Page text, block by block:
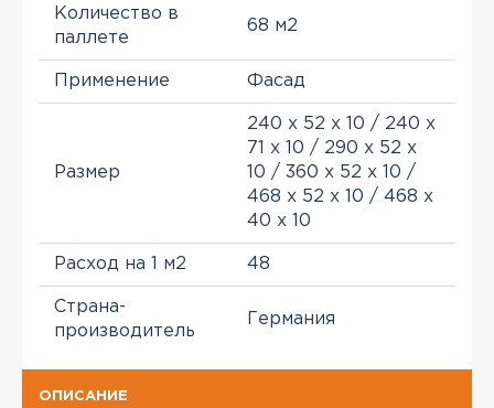
Количество в
паллете
68 м2
Применение Фасад
Размер
240 х 52 х 10 / 240 x
71 x 10 / 290 x 52 x
10 / 360 x 52 x 10 /
468 x 52 x 10 / 468 x
40 x 10
Расход на 1 м2 48
Страна-
производитель
Германия
ОПИСАНИЕ